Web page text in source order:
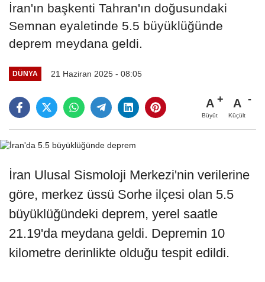
İran'ın başkenti Tahran'ın doğusundaki
Semnan eyaletinde 5.5 büyüklüğünde
deprem meydana geldi.
DÜNYA 21 Haziran 2025 - 08:05
A
Büyüt
A
Küçült
İran Ulusal Sismoloji Merkezi'nin verilerine
göre, merkez üssü Sorhe ilçesi olan 5.5
büyüklüğündeki deprem, yerel saatle
21.19'da meydana geldi. Depremin 10
kilometre derinlikte olduğu tespit edildi.